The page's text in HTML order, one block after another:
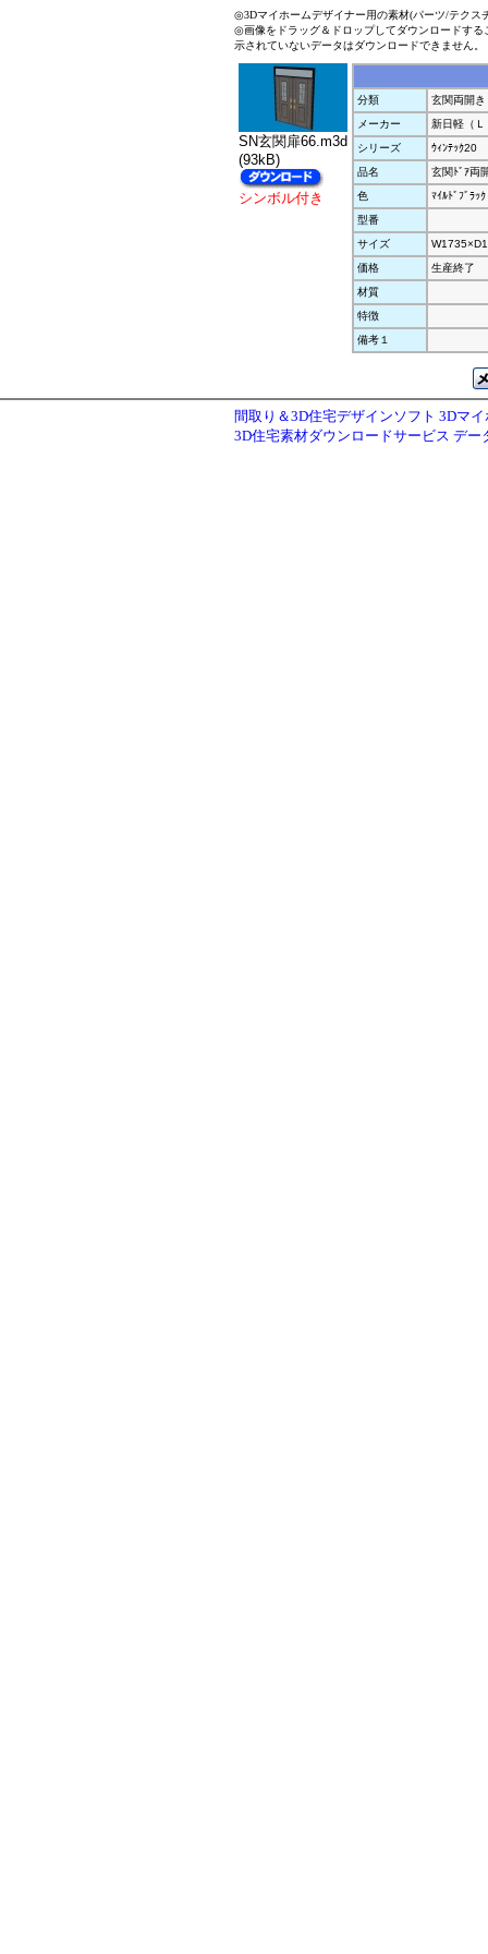
◎3Dマイホームデザイナー用の素材(パーツ/テクス
◎画像をドラッグ＆ドロップしてダウンロードす
示されていないデータはダウンロードできません。
SN玄関扉66.m3d
(93kB)
シンボル付き
分類
玄関両開き
メーカー
新日軽（
シリーズ
ｳｨﾝﾃｯｸ20
品名
玄関ﾄﾞｱ両
色
ﾏｲﾙﾄﾞﾌﾞﾗｯｸ
型番
サイズ
価格
生産終了
材質
特徴
備考１
間取り＆3D住宅デザインソフト 3Dマ
3D住宅素材ダウンロードサービス デー